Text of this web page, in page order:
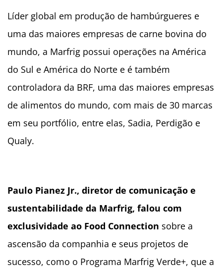
Líder global em produção de hambúrgueres e
uma das maiores empresas de carne bovina do
mundo, a Marfrig possui operações na América
do Sul e América do Norte e é também
controladora da BRF, uma das maiores empresas
de alimentos do mundo, com mais de 30 marcas
em seu portfólio, entre elas, Sadia, Perdigão e
Qualy.
Paulo Pianez Jr., diretor de comunicação e
sustentabilidade da Marfrig, falou com
exclusividade ao Food Connection sobre a
ascensão da companhia e seus projetos de
sucesso, como o Programa Marfrig Verde+, que a